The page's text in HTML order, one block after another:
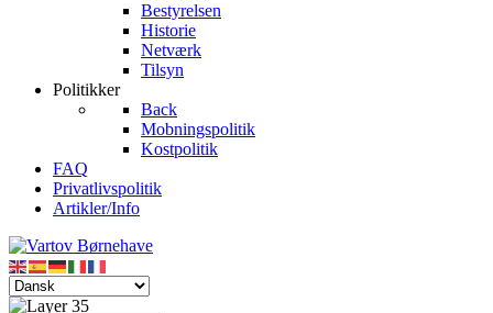
Bestyrelsen
Historie
Netværk
Tilsyn
Politikker
Back
Mobningspolitik
Kostpolitik
FAQ
Privatlivspolitik
Artikler/Info